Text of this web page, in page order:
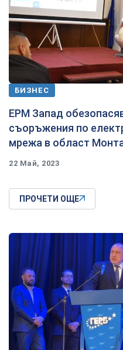
БИЗНЕС
ЕРМ Запад
съоръжения по
мрежа в област
22 Май, 2023
ПРОЧЕТИ ОЩЕ